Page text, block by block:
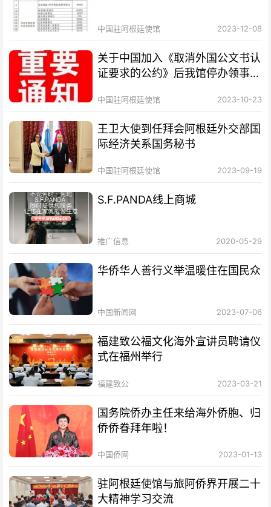
中国驻阿根廷使馆 2023-12-08
关于中国加入《取消外国公文书认
证要求的公约》后我馆停办领事认
中国驻阿根廷使馆 2023-10-23
王卫大使到任拜会阿根廷外交部国
际经济关系国务秘书
中国驻阿根廷使馆 2023-09-19
S.F.PANDA线上商城
推广信息 2020-05-29
华侨华人善行义举温暖住在国民众
中国新闻网 2023-07-06
福建致公福文化海外宣讲员聘请仪
式在福州举行
福建致公 2023-03-21
国务院侨办主任来给海外侨胞、归
侨侨眷拜年啦！
中国侨网 2023-01-13
驻阿根廷使馆与旅阿侨界开展二十
大精神学习交流